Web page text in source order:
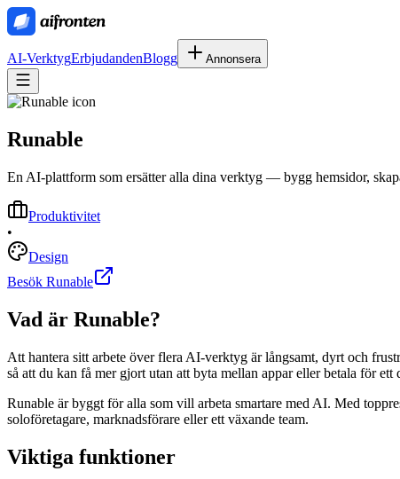
AI-VerktygErbjudandenBlogg Annonsera
Runable
En AI-plattform som ersätter alla dina verktyg — bygg hemsidor,
Produktivitet
•
Design
Besök Runable
Vad är Runable?
Att hantera sitt arbete över flera AI-verktyg är långsamt, dyrt och
så att du kan få mer gjort utan att byta mellan appar eller betala för ett
Runable är byggt för alla som vill arbeta smartare med AI. Med
soloföretagare, marknadsförare eller ett växande team.
Viktiga funktioner